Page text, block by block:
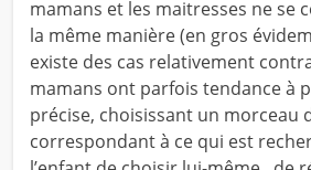
mamans et les maitresses ne se
la même manière (en gros
existe des cas relativement
mamans ont parfois tendance à
précise, choisissant un morceau
correspondant à ce qui est